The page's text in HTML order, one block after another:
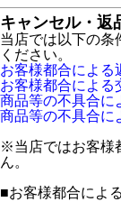
キャンセル・返
当店では以下の条
ください。
お客様都合による
お客様都合による
商品等の不具合に
商品等の不具合に
※当店ではお客様
ん。
■お客様都合によ